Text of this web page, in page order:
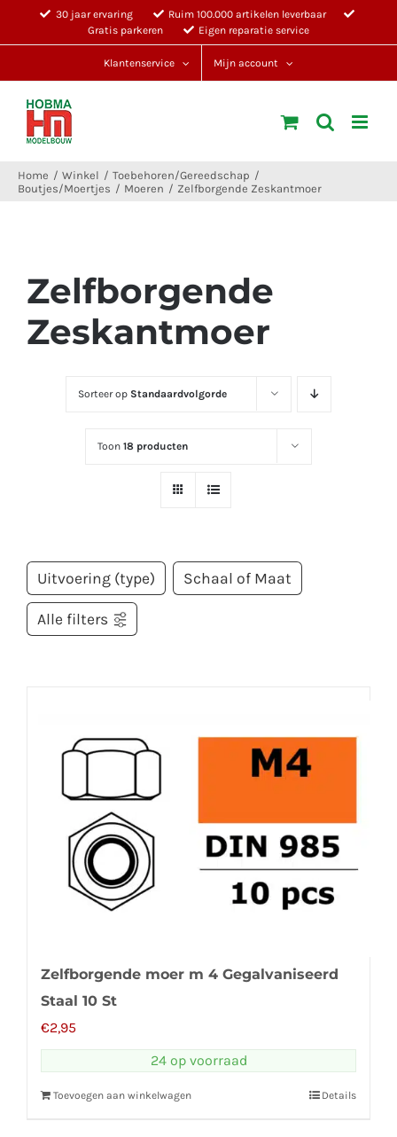
30 jaar ervaring
Ruim 100.000 artikelen leverbaar
Gratis parkeren
Eigen reparatie service
Klantenservice Mijn account
Home Winkel
Toebehoren/Gereedschap
Boutjes/Moertjes
Moeren Zelfborgende Zeskantmoer
Zelfborgende
Zeskantmoer
Sorteer op Standaardvolgorde
Toon18 producten
Uitvoering (type) Schaal of Maat
Alle filters
Zelfborgende moer m 4 Gegalvaniseerd
Staal 10 St
€2,95
24 op voorraad
Toevoegen aan winkelwagen Details